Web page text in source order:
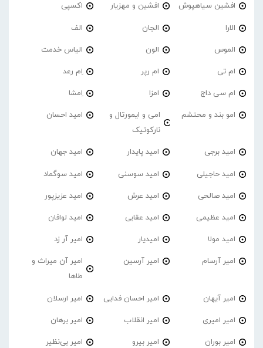
افشین سیاهپوش افشین و مهزیار اکسپی
الارا الجان الف
الموس الون الیاس خدمت
ام تی ام رپر اِم رعد
ام سی داج امزا اِمشا
امو بند و محتشم
امی و ایمورتال و
نارکوتیک
امید احسان
امید برجی امید پایدار امید جهان
امید حاجیلی امید سوسنی امید سوگماد
امید صالحی امید عرش امید عزیزپور
امید عظیمی امید عقابی امید لوافان
امید مولا امیدیار امیر آر زد
امیر آرسام امیر آرسین
امیر آن میراث و
طاها
امیر آیهان امیر احسان فدایی امیر ارسلان
امیر امیری امیر انقلاب امیر برهان
امیر‌ بوران امیر بیرو امیر بی‌نظیر